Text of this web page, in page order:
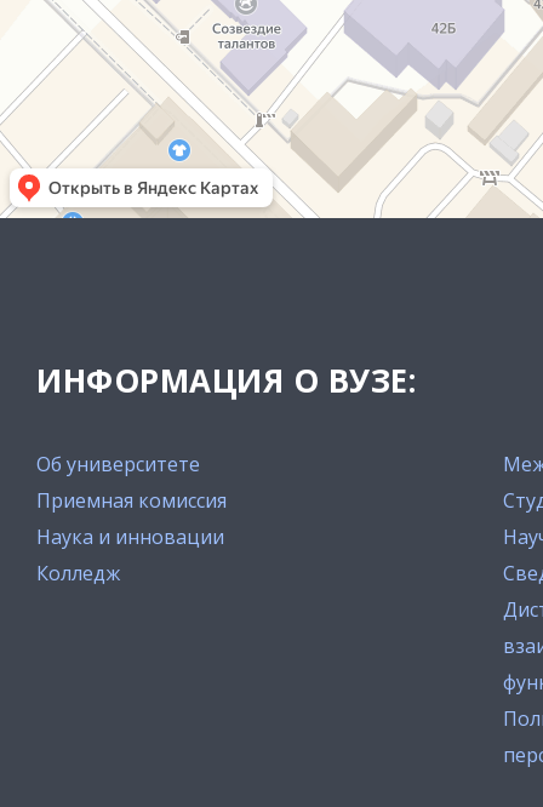
ИНФОРМАЦИЯ О ВУЗЕ:
Об университете
Приемная комиссия
Наука и инновации
Колледж